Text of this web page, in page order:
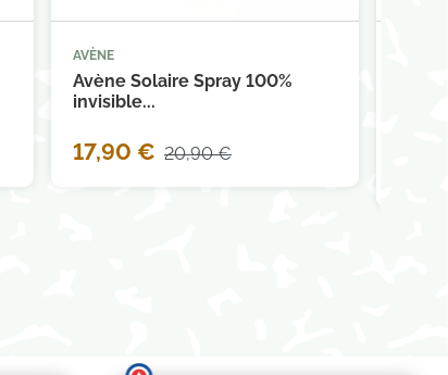

AVÈNE
Avène Solaire Spray 100%
invisible...
17,90 € 20,90 €